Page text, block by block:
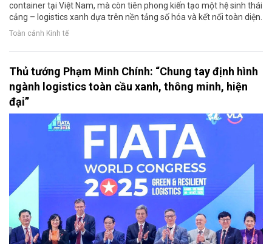
container tại Việt Nam, mà còn tiên phong kiến tạo một hệ sinh thái
cảng – logistics xanh dựa trên nền tảng số hóa và kết nối toàn diện.
Toàn cảnh Kinh tế
Thủ tướng Phạm Minh Chính: “Chung tay định hình
ngành logistics toàn cầu xanh, thông minh, hiện
đại”